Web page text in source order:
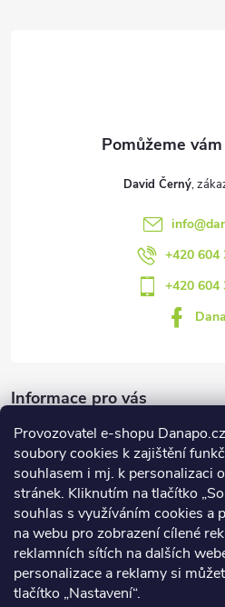
Provozovatel e-shopu
soubory cookies k zajištění
souhlasem i mj. k personalizaci
stránek. Kliknutím na tlačítko
souhlas s využíváním cookies a
na webu pro zobrazení cílené
reklamních sítích na dalších
personalizace a reklamy si
tlačítko „Nastavení“.
David Černý
info@
+420 604
+420 604
Informace pro vás
Dotazník
Co upřednosťnujete?
Počet hlasů:437
Facebook